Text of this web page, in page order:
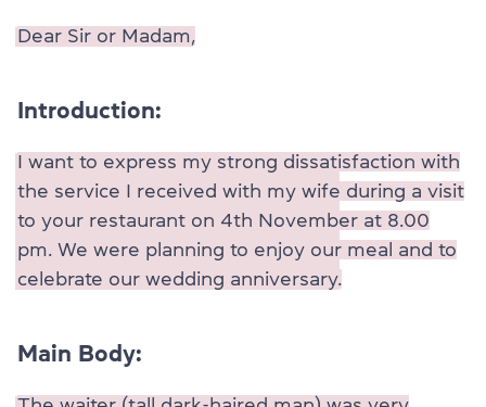
Dear Sir or Madam,
Introduction:
I want to express my strong dissatisfaction with
the service I received with my wife during a visit
to your restaurant on 4th November at 8.00
pm. We were planning to enjoy our meal and to
celebrate our wedding anniversary.
Main Body: